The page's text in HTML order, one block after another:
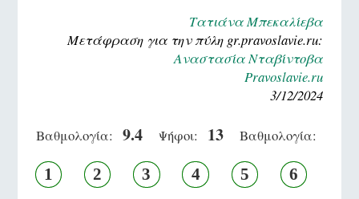
Τατιάνα Μπεκαλίεβα
Μετάφραση για την πύλη gr.pravoslavie.ru:
Αναστασία Νταβίντοβα
Pravoslavie.ru
3/12/2024
Βαθμολογία: 9.4 Ψήφοι: 13 Βαθμολογία:
1 2 3 4 5 6